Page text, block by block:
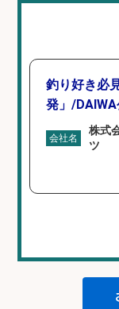
釣り好き必
発」/
会社名
株式
ツ